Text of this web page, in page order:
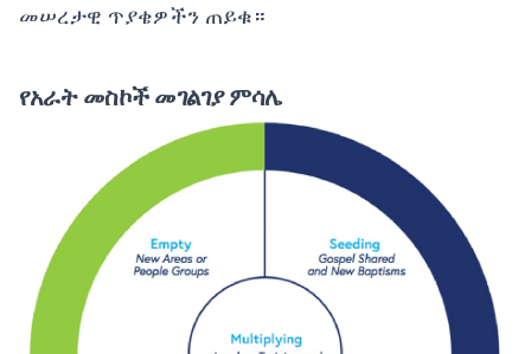
መሠረታዊ ጥያቄዎችን ጠይቁ።
የአራት መስኮች መገልገያ ምሳሌ